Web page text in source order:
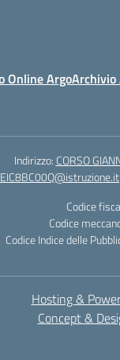
Online ArgoArchivio
Indirizzo: CORSO
Codice
Codice
Codice Indice delle
Hosting &
Concept &